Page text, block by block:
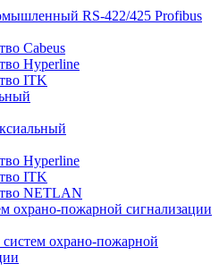
RS-422/425 Profibus
Cabeus
Hyperline
ITK
Hyperline
ITK
NETLAN
охрано-пожарной сигнализации
систем охрано-пожарной